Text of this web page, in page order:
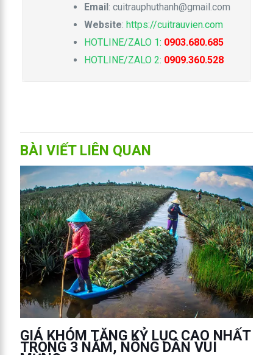
Email: cuitrauphuthanh@gmail.com
Website: https://cuitrauvien.com
HOTLINE/ZALO 1: 0903.680.685
HOTLINE/ZALO 2: 0909.360.528
BÀI VIẾT LIÊN QUAN
GIÁ KHÓM TĂNG KỶ LỤC CAO NHẤT
TRONG 3 NĂM, NÔNG DÂN VUI